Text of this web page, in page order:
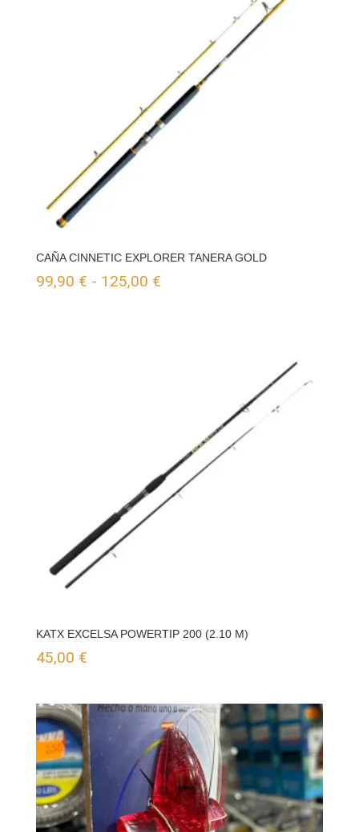
CAÑA CINNETIC EXPLORER TANERA GOLD
99,90 € - 125,00 €Rango
125,00 €
KATX EXCELSA POWERTIP 200 (2.10 M)
45,00 €